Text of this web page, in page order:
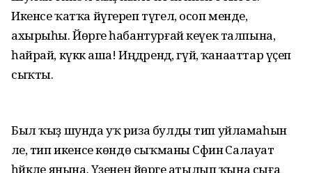
Икенсе ҡатҡа йүгереп түгел, осоп менде,
ахырыһы. Йөрәге һабантурғай кеүек талпына,
һайрай, күккә аша! Иңдәрендә, гүйә, ҡанааттар үҫеп
сыҡты.
Был ҡыҙ шунда уҡ риза булды тип уйламаһын
әле, тип икенсе көндө сыҡманы Сәфинә Салауат
һәйкәле янына. Үҙенең йөрәге атылып ҡына сыға